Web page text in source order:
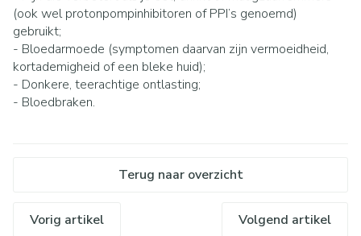
(ook wel protonpompinhibitoren of PPI’s genoemd)
gebruikt;
- Bloedarmoede (symptomen daarvan zijn vermoeidheid,
kortademigheid of een bleke huid);
- Donkere, teerachtige ontlasting;
- Bloedbraken.
Terug naar overzicht
Vorig artikel Volgend artikel